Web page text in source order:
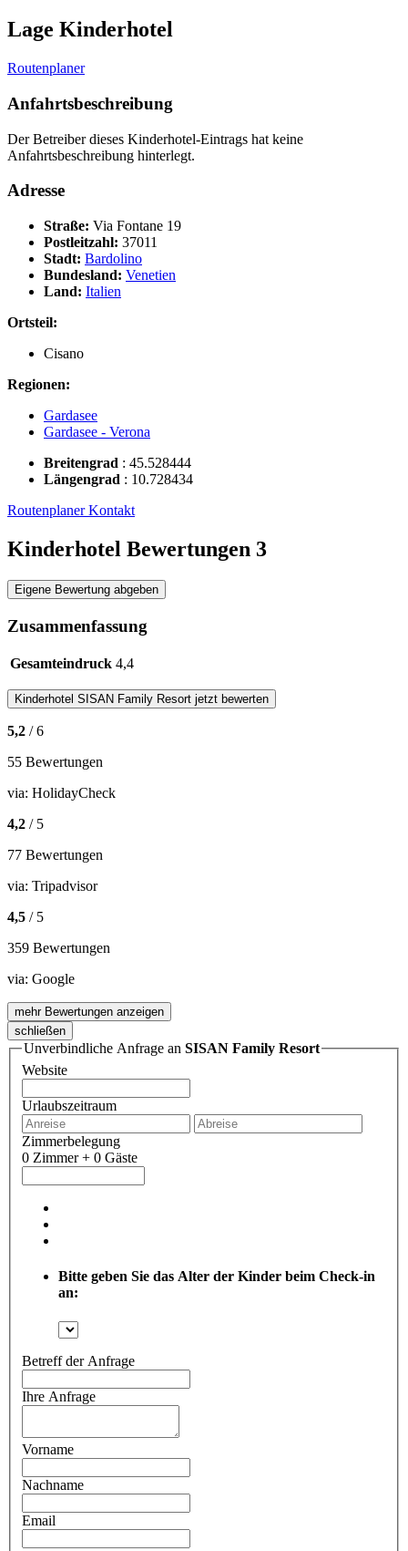
Lage Kinderhotel
Routenplaner
Anfahrtsbeschreibung
Der Betreiber dieses Kinderhotel-Eintrags hat keine
Anfahrtsbeschreibung hinterlegt.
Adresse
Straße: Via Fontane 19
Postleitzahl: 37011
Stadt: Bardolino
Bundesland: Venetien
Land: Italien
Ortsteil:
Cisano
Regionen:
Gardasee
Gardasee - Verona
Breitengrad : 45.528444
Längengrad : 10.728434
RoutenplanerKontakt
Kinderhotel Bewertungen 3
Eigene Bewertung abgeben
Zusammenfassung
Gesamteindruck 4,4
Kinderhotel SISAN Family Resort jetzt bewerten
5,2 / 6
55 Bewertungen
via: HolidayCheck
4,2 / 5
77 Bewertungen
via: Tripadvisor
4,5 / 5
359 Bewertungen
via: Google
mehr Bewertungen anzeigen
schließen
Unverbindliche Anfrage an SISAN Family Resort
Website
Urlaubszeitraum
Zimmerbelegung
0 Zimmer + 0 Gäste
Bitte geben Sie das Alter der Kinder beim Check-in
an:
Betreff der Anfrage
Ihre Anfrage
Vorname
Nachname
Email